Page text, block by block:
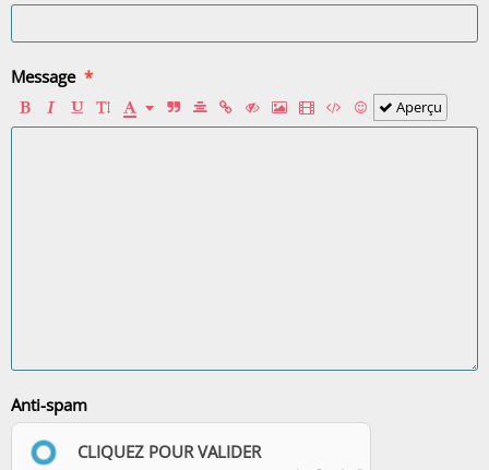
Message
Aperçu
Anti-spam
CLIQUEZ POUR VALIDER